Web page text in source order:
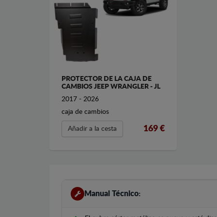
PROTECTOR DE LA CAJA DE
CAMBIOS JEEP WRANGLER - JL
2017 - 2026
caja de cambios
Añadir a la cesta 169 €
Manual Técnico: